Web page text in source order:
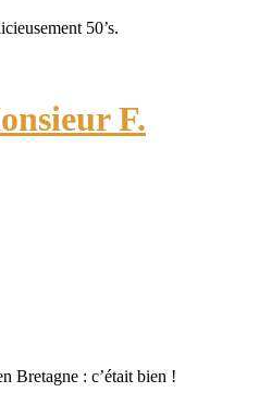
50’s.
F.
Bretagne : c’était bien !